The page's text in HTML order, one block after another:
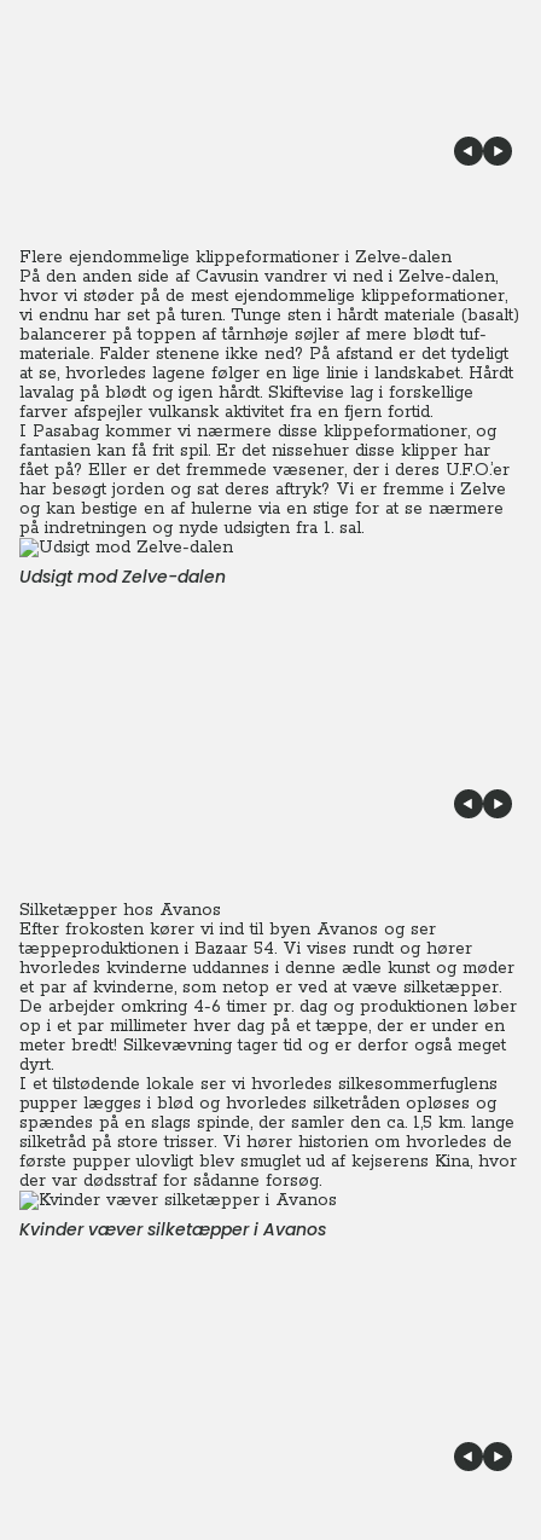
Flere ejendommelige klippeformationer i Zelve-dalen
På den anden side af Cavusin vandrer vi ned i Zelve-dalen,
hvor vi støder på de mest ejendommelige klippeformationer,
vi endnu har set på turen. Tunge sten i hårdt materiale (basalt)
balancerer på toppen af tårnhøje søjler af mere blødt tuf-
materiale. Falder stenene ikke ned? På afstand er det tydeligt
at se, hvorledes lagene følger en lige linie i landskabet. Hårdt
lavalag på blødt og igen hårdt. Skiftevise lag i forskellige
farver afspejler vulkansk aktivitet fra en fjern fortid.
I Pasabag kommer vi nærmere disse klippeformationer, og
fantasien kan få frit spil. Er det nissehuer disse klipper har
fået på? Eller er det fremmede væsener, der i deres U.F.O.’er
har besøgt jorden og sat deres aftryk? Vi er fremme i Zelve
og kan bestige en af hulerne via en stige for at se nærmere
på indretningen og nyde udsigten fra 1. sal.
Udsigt mod Zelve-dalen
Silketæpper hos Avanos
Efter frokosten kører vi ind til byen Avanos og ser
tæppeproduktionen i Bazaar 54. Vi vises rundt og hører
hvorledes kvinderne uddannes i denne ædle kunst og møder
et par af kvinderne, som netop er ved at væve silketæpper.
De arbejder omkring 4-6 timer pr. dag og produktionen løber
op i et par millimeter hver dag på et tæppe, der er under en
meter bredt! Silkevævning tager tid og er derfor også meget
dyrt.
I et tilstødende lokale ser vi hvorledes silkesommerfuglens
pupper lægges i blød og hvorledes silketråden opløses og
spændes på en slags spinde, der samler den ca. 1,5 km. lange
silketråd på store trisser. Vi hører historien om hvorledes de
første pupper ulovligt blev smuglet ud af kejserens Kina, hvor
der var dødsstraf for sådanne forsøg.
Kvinder væver silketæpper i Avanos